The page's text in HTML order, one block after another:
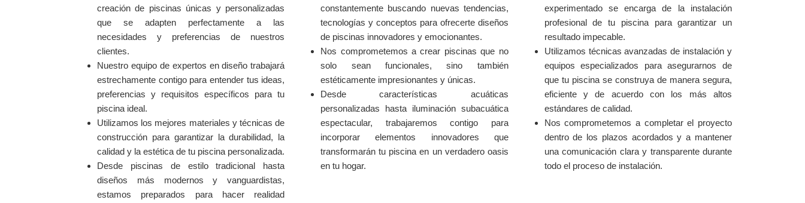
creación de piscinas únicas y personalizadas
que se adapten perfectamente a las
necesidades y preferencias de nuestros
clientes.
Nuestro equipo de expertos en diseño trabajará
estrechamente contigo para entender tus ideas,
preferencias y requisitos específicos para tu
piscina ideal.
Utilizamos los mejores materiales y técnicas de
construcción para garantizar la durabilidad, la
calidad y la estética de tu piscina personalizada.
Desde piscinas de estilo tradicional hasta
diseños más modernos y vanguardistas,
estamos preparados para hacer realidad
constantemente buscando nuevas tendencias,
tecnologías y conceptos para ofrecerte diseños
de piscinas innovadores y emocionantes.
Nos comprometemos a crear piscinas que no
solo sean funcionales, sino también
estéticamente impresionantes y únicas.
Desde características acuáticas
personalizadas hasta iluminación subacuática
espectacular, trabajaremos contigo para
incorporar elementos innovadores que
transformarán tu piscina en un verdadero oasis
en tu hogar.
experimentado se encarga de la instalación
profesional de tu piscina para garantizar un
resultado impecable.
Utilizamos técnicas avanzadas de instalación y
equipos especializados para asegurarnos de
que tu piscina se construya de manera segura,
eficiente y de acuerdo con los más altos
estándares de calidad.
Nos comprometemos a completar el proyecto
dentro de los plazos acordados y a mantener
una comunicación clara y transparente durante
todo el proceso de instalación.